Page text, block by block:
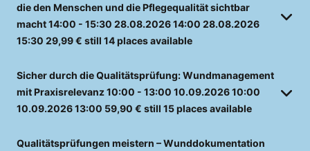
die den Menschen und die Pflegequalität sichtbar
macht14:00 - 15:30 28.08.202614:00 28.08.2026
15:30 29,99 € still 14 places available
Sicher durch die Qualitätsprüfung: Wundmanagement
mit Praxisrelevanz10:00 - 13:00 10.09.202610:00
10.09.202613:00 59,90 € still 15 places available
Qualitätsprüfungen meistern – Wunddokumentation